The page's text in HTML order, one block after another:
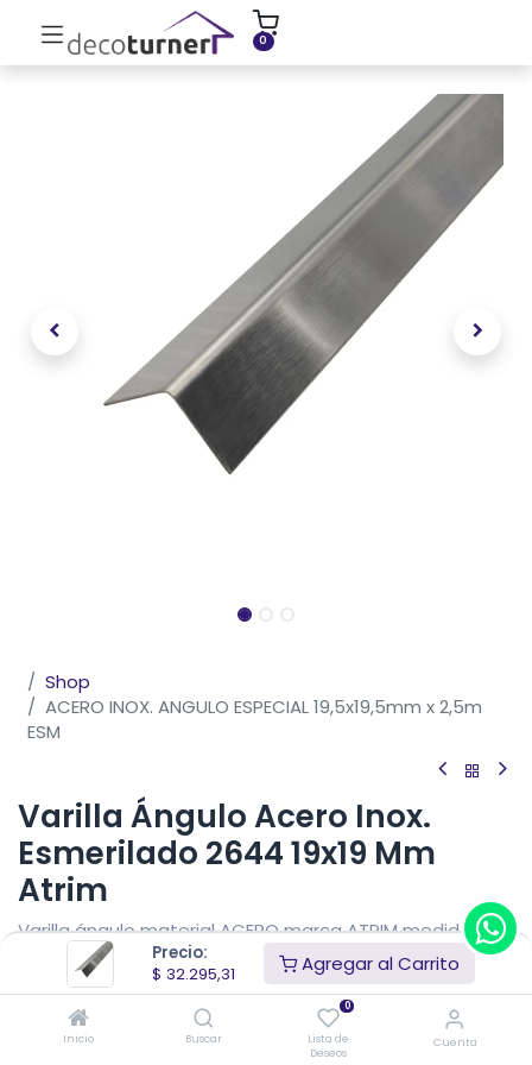
Precio:
$ 32.295,31 Agregar al Carrito
Inicio Buscar
0
Lista de
Deseos
Cuenta
0
Shop
ACERO INOX. ANGULO ESPECIAL 19,5x19,5mm x 2,5m
ESM
Varilla Ángulo Acero Inox.
Esmerilado 2644 19x19 Mm
Atrim
Varilla ángulo material ACERO marca ATRIM medidas
19,5 mm de altura x 19,5 mm de ancho x 2,5 metros de
largo. Perfil de acero inoxidable 304 de 0,5 mm de
espesor.
32.295,31